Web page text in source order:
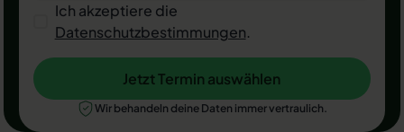
Ich akzeptiere die
Datenschutzbestimmungen.
Jetzt Termin auswählen
Jetzt Termin auswählen
Wir behandeln deine Daten immer vertraulich.